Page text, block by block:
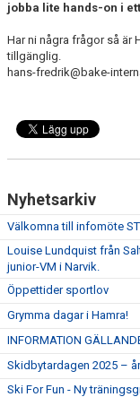
jobba lite hands-on i
Har ni några frågor så är
tillgänglig.
hans-fredrik@bake-
Nyhetsarkiv
Välkomna till infomöte
Louise Lundquist från
junior-VM i Narvik.
Öppettider sportlov
Grymma dagar i Hamra!
INFORMATION
Skidbytardagen 2025 –
Ski For Fun - Ny